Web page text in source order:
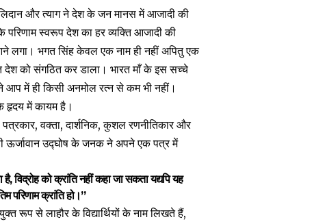
और त्याग ने देश के जन मानस में आजादी की
स्वरूप देश का हर व्यक्ति आजादी की
लगा। भगत सिंह केवल एक नाम ही नहीं अपितु एक
देश को संगठित कर डाला। भारत माँ के इस सच्चे
आप में ही किसी अनमोल रत्न से कम भी नहीं।
हृदय में कायम है।
वक्ता, दार्शनिक, कुशल रणनीतिकार और
ऊर्जावान उद्घोष के जनक ने अपने एक पत्र में
विद्रोह को क्रांति नहीं कहा जा सकता यद्यपि यह
परिणाम क्रांति हो।”
रूप से लाहौर के विद्यार्थियों के नाम लिखते हैं,